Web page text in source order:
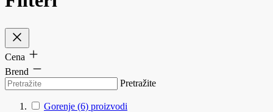
Cena
Brend
Pretražite
Gorenje (6) proizvodi